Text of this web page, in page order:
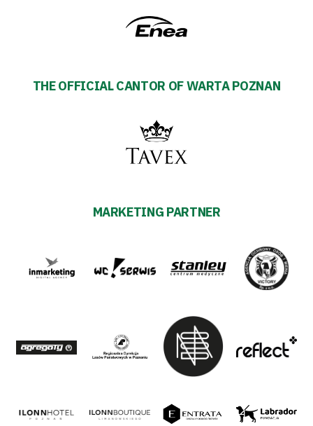
THE OFFICIAL CANTOR OF WARTA POZNAN
MARKETING PARTNER